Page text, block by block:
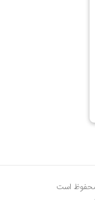
محفوظ است